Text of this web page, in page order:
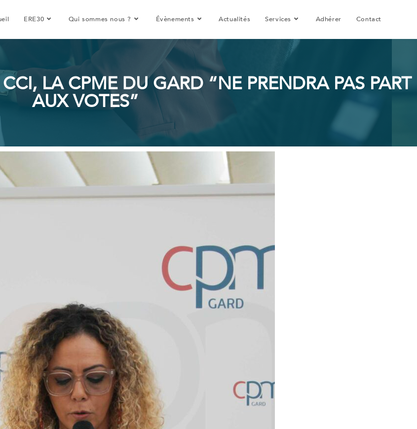
ERE30 Qui sommes nous ? Évènements Actualités Services Adhérer Contact
LA CPME DU GARD “NE PRENDRA PAS PART
AUX VOTES”